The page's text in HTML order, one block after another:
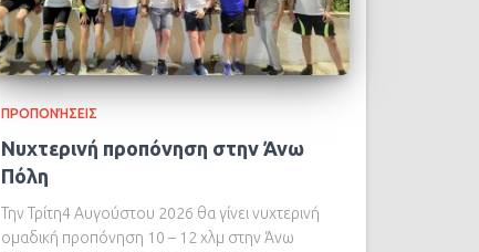
ΠΡΟΠΟΝΉΣΕΙΣ
Νυχτερινή προπόνηση στην Άνω
Πόλη
Την Τρίτη4 Αυγούστου 2026 θα γίνει νυχτερινή
ομαδική προπόνηση 10 – 12 χλμ στην Άνω